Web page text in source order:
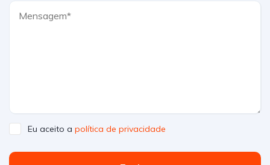
Eu aceito a política de privacidade